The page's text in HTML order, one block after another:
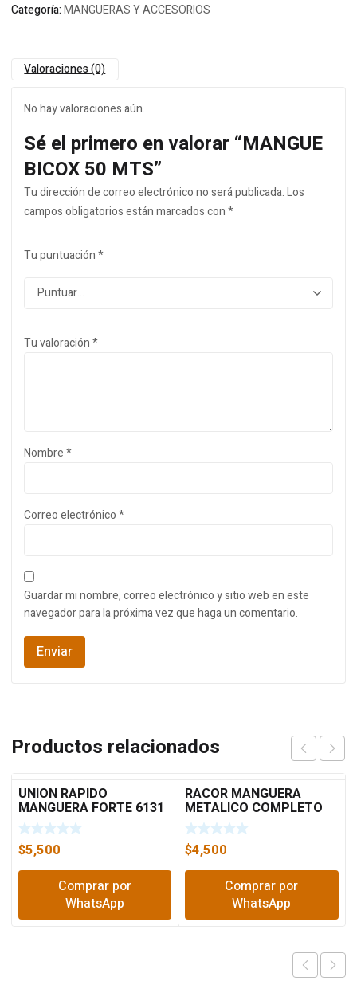
Categoría:MANGUERAS Y ACCESORIOS
Valoraciones (0)
No hay valoraciones aún.
Sé el primero en valorar “MANGUE
BICOX 50 MTS”
Tu dirección de correo electrónico no será publicada.Los
campos obligatorios están marcados con*
Tu puntuación*
Tu valoración*
Nombre*
Correo electrónico*
Guardar mi nombre, correo electrónico y sitio web en este
navegador para la próxima vez que haga un comentario.
Productos relacionados
UNION RAPIDO
MANGUERA FORTE 6131
$5,500
Comprar por
WhatsApp
RACOR MANGUERA
METALICO COMPLETO
$4,500
Comprar por
WhatsApp